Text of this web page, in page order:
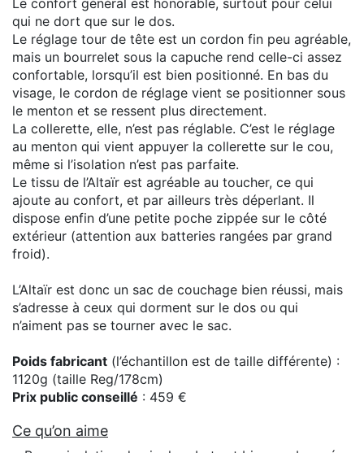
Le confort général est honorable, surtout pour celui
qui ne dort que sur le dos.
Le réglage tour de tête est un cordon fin peu agréable,
mais un bourrelet sous la capuche rend celle-ci assez
confortable, lorsqu’il est bien positionné. En bas du
visage, le cordon de réglage vient se positionner sous
le menton et se ressent plus directement.
La collerette, elle, n’est pas réglable. C’est le réglage
au menton qui vient appuyer la collerette sur le cou,
même si l’isolation n’est pas parfaite.
Le tissu de l’Altaïr est agréable au toucher, ce qui
ajoute au confort, et par ailleurs très déperlant. Il
dispose enfin d’une petite poche zippée sur le côté
extérieur (attention aux batteries rangées par grand
froid).
L’Altaïr est donc un sac de couchage bien réussi, mais
s’adresse à ceux qui dorment sur le dos ou qui
n’aiment pas se tourner avec le sac.
Poids fabricant (l’échantillon est de taille différente) :
1120g (taille Reg/178cm)
Prix public conseillé : 459 €
Ce qu’on aime